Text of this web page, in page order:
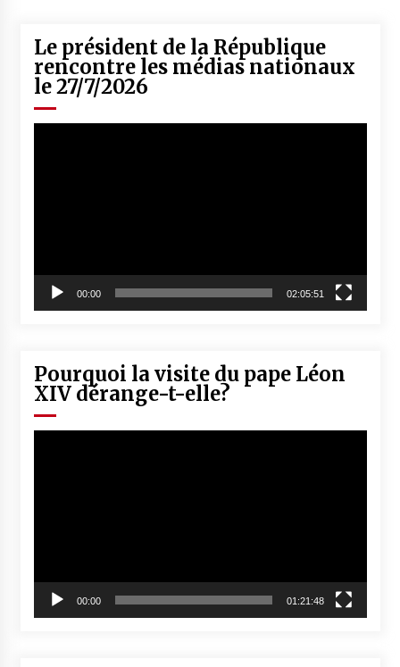
Le président de la République
rencontre les médias nationaux
le 27/7/2026
00:00 02:05:51
Pourquoi la visite du pape Léon
XIV dérange-t-elle?
00:00 01:21:48